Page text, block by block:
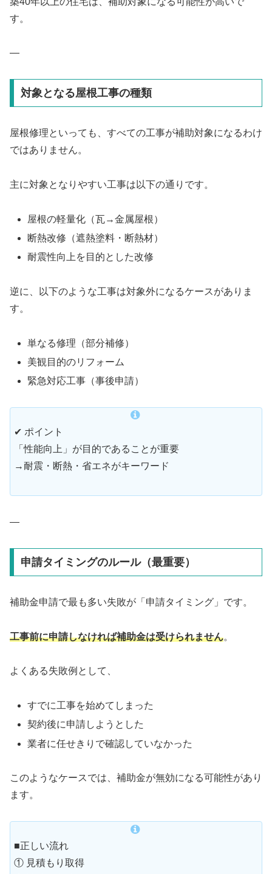
す。
—
対象となる屋根工事の種類
屋根修理といっても、すべての工事が補助対象になるわけ
ではありません。
主に対象となりやすい工事は以下の通りです。
屋根の軽量化（瓦→金属屋根）
断熱改修（遮熱塗料・断熱材）
耐震性向上を目的とした改修
逆に、以下のような工事は対象外になるケースがありま
す。
単なる修理（部分補修）
美観目的のリフォーム
緊急対応工事（事後申請）
✔ ポイント
「性能向上」が目的であることが重要
→耐震・断熱・省エネがキーワード
—
申請タイミングのルール（最重要）
補助金申請で最も多い失敗が「申請タイミング」です。
工事前に申請しなければ補助金は受けられません。
よくある失敗例として、
すでに工事を始めてしまった
契約後に申請しようとした
業者に任せきりで確認していなかった
このようなケースでは、補助金が無効になる可能性があり
ます。
■正しい流れ
① 見積もり取得